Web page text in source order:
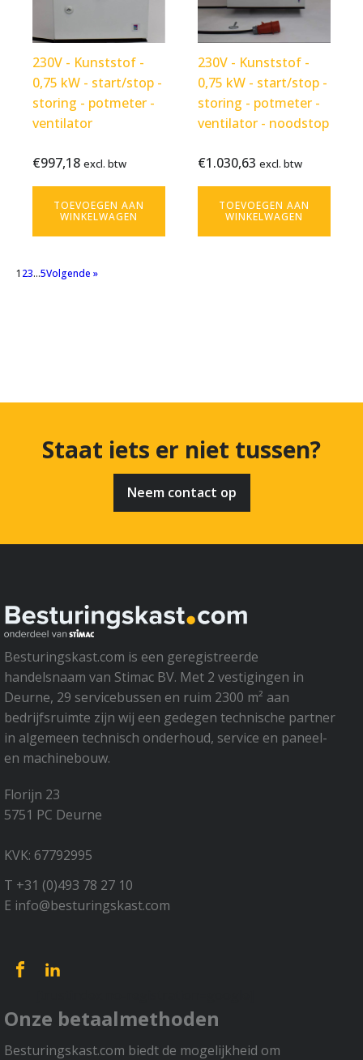
230V - Kunststof -
0,75 kW - start/stop -
storing - potmeter -
ventilator
excl. btw
Bekijk
product
€997,18 excl. btw
TOEVOEGEN AAN
WINKELWAGEN
230V - Kunststof -
0,75 kW - start/stop -
storing - potmeter -
ventilator - noodstop
excl. btw
Bekijk
product
€1.030,63 excl. btw
TOEVOEGEN AAN
WINKELWAGEN
1 23…5Volgende »
Staat iets er niet tussen?
Neem contact op
Besturingskast.com is een geregistreerde
handelsnaam van Stimac BV. Met 2 vestigingen in
Deurne, 29 servicebussen en ruim 2300 m² aan
bedrijfsruimte zijn wij een gedegen technische partner
in algemeen technisch onderhoud, service en paneel-
en machinebouw.
Florijn 23
5751 PC Deurne
KVK: 67792995
T +31 (0)493 78 27 10
E info@besturingskast.com
Onze betaalmethoden
Besturingskast.com biedt de mogelijkheid om